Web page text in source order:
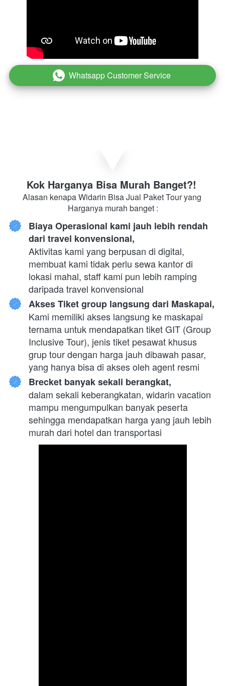
` Whatsapp Customer Service
Kok Harganya Bisa Murah Banget?!
Alasan kenapa Widarin Bisa Jual Paket Tour yang
Harganya murah banget :
Biaya Operasional kami jauh lebih rendah
dari travel konvensional,
Aktivitas kami yang berpusan di digital,
membuat kami tidak perlu sewa kantor di
lokasi mahal, staff kami pun lebih ramping
daripada travel konvensional
Akses Tiket group langsung dari Maskapai,
Kami memiliki akses langsung ke maskapai
ternama untuk mendapatkan tiket GIT (Group
Inclusive Tour), jenis tiket pesawat khusus
grup tour dengan harga jauh dibawah pasar,
yang hanya bisa di akses oleh agent resmi
Brecket banyak sekali berangkat,
dalam sekali keberangkatan, widarin vacation
mampu mengumpulkan banyak peserta
sehingga mendapatkan harga yang jauh lebih
murah dari hotel dan transportasi